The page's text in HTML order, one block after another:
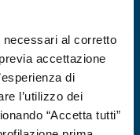
al corretto
accettazione
di
l’utilizzo dei
“Accetta tutti”
2026